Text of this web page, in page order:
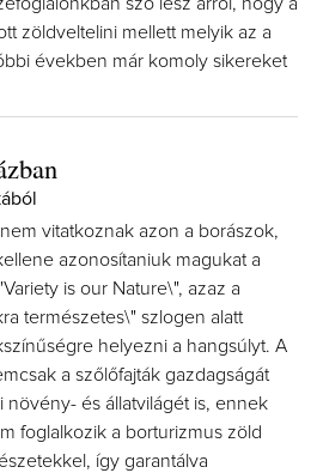
zöldveltelini mellett melyik az a
években már komoly sikereket
vitatkoznak azon a borászok,
azonosítaniuk magukat a
is our Nature\", azaz a
természetes\" szlogen alatt
helyezni a hangsúlyt. A
a szőlőfajták gazdagságát
növény- és állatvilágét is, ennek
foglalkozik a borturizmus zöld
így garantálva